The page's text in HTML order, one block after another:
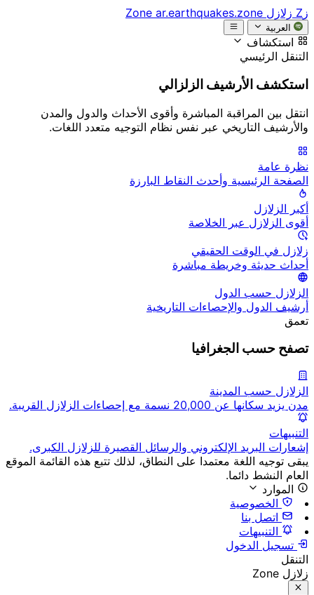
زZ زلازل Zone ar.earthquakes.zone
العربية
استكشاف
التنقل الرئيسي
استكشف الأرشيف الزلزالي
انتقل بين المراقبة المباشرة وأقوى الأحداث والدول والمدن
والأرشيف التاريخي عبر نفس نظام التوجيه متعدد اللغات.
نظرة عامة
الصفحة الرئيسية وأحدث النقاط البارزة
أكبر الزلازل
أقوى الزلازل عبر الخلاصة
زلازل في الوقت الحقيقي
أحداث حديثة وخريطة مباشرة
الزلازل حسب الدول
أرشيف الدول والإحصاءات التاريخية
تعمق
تصفح حسب الجغرافيا
الزلازل حسب المدينة
مدن يزيد سكانها عن 20,000 نسمة مع إحصاءات الزلازل القريبة.
التنبيهات
إشعارات البريد الإلكتروني والرسائل القصيرة للزلازل الكبرى.
يبقى توجيه اللغة معتمدا على النطاق، لذلك تتبع هذه القائمة الموقع
العام النشط دائما.
الموارد
الخصوصية
اتصل بنا
التنبيهات
تسجيل الدخول
التنقل
زلازل Zone